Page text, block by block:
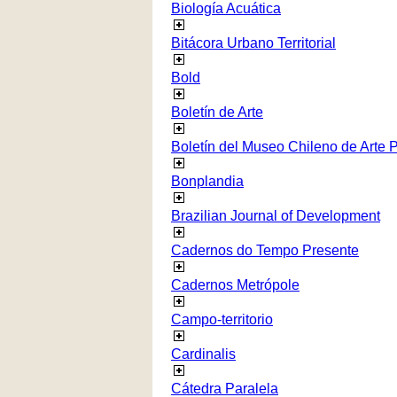
Biología Acuática
Bitácora Urbano Territorial
Bold
Boletín de Arte
Boletín del Museo Chileno de Arte
Bonplandia
Brazilian Journal of Development
Cadernos do Tempo Presente
Cadernos Metrópole
Campo-territorio
Cardinalis
Cátedra Paralela